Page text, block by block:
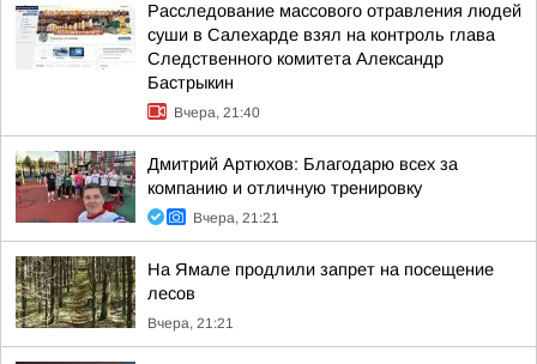
Расследование массового отравления людей
суши в Салехарде взял на контроль глава
Следственного комитета Александр
Бастрыкин
Вчера, 21:40
Дмитрий Артюхов: Благодарю всех за
компанию и отличную тренировку
Вчера, 21:21
На Ямале продлили запрет на посещение
лесов
Вчера, 21:21